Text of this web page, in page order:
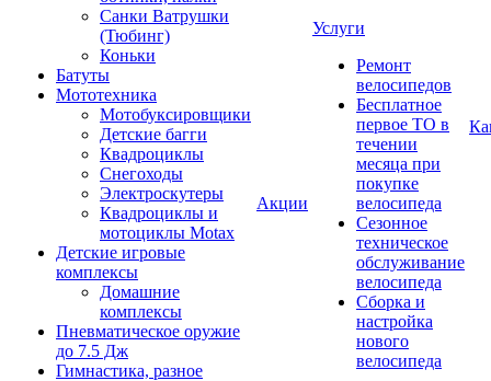
Санки Ватрушки
(Тюбинг)
Коньки
Батуты
Мототехника
Мотобуксировщики
Детские багги
Квадроциклы
Снегоходы
Электроскутеры
Квадроциклы и
мотоциклы Motax
Детские игровые
комплексы
Домашние
комплексы
Пневматическое оружие
до 7.5 Дж
Гимнастика, разное
Акции
Услуги
Ремонт
велосипедов
Бесплатное
первое ТО в
течении
месяца при
покупке
велосипеда
Сезонное
техническое
обслуживание
велосипеда
Сборка и
настройка
нового
велосипеда